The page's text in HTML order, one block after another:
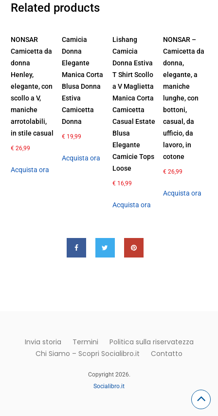
Related products
NONSAR
Camicetta da
donna
Henley,
elegante, con
scollo a V,
maniche
arrotolabili,
in stile casual
€ 26,99
Acquista ora
Camicia
Donna
Elegante
Manica Corta
Blusa Donna
Estiva
Camicetta
Donna
€19,99
Acquista ora
Lishang
Camicia
Donna Estiva
T Shirt Scollo
a V Maglietta
Manica Corta
Camicetta
Casual Estate
Blusa
Elegante
Camicie Tops
Loose
€16,99
Acquista ora
NONSAR –
Camicetta da
donna,
elegante, a
maniche
lunghe, con
bottoni,
casual, da
ufficio, da
lavoro, in
cotone
€ 26,99
Acquista ora
Invia storia Termini
Politica sulla riservatezza
Chi Siamo – Scopri Socialibro.it
Contatto
Copyright 2026.
Socialibro.it